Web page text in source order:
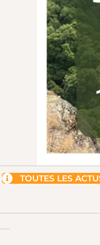
TOUTES LES